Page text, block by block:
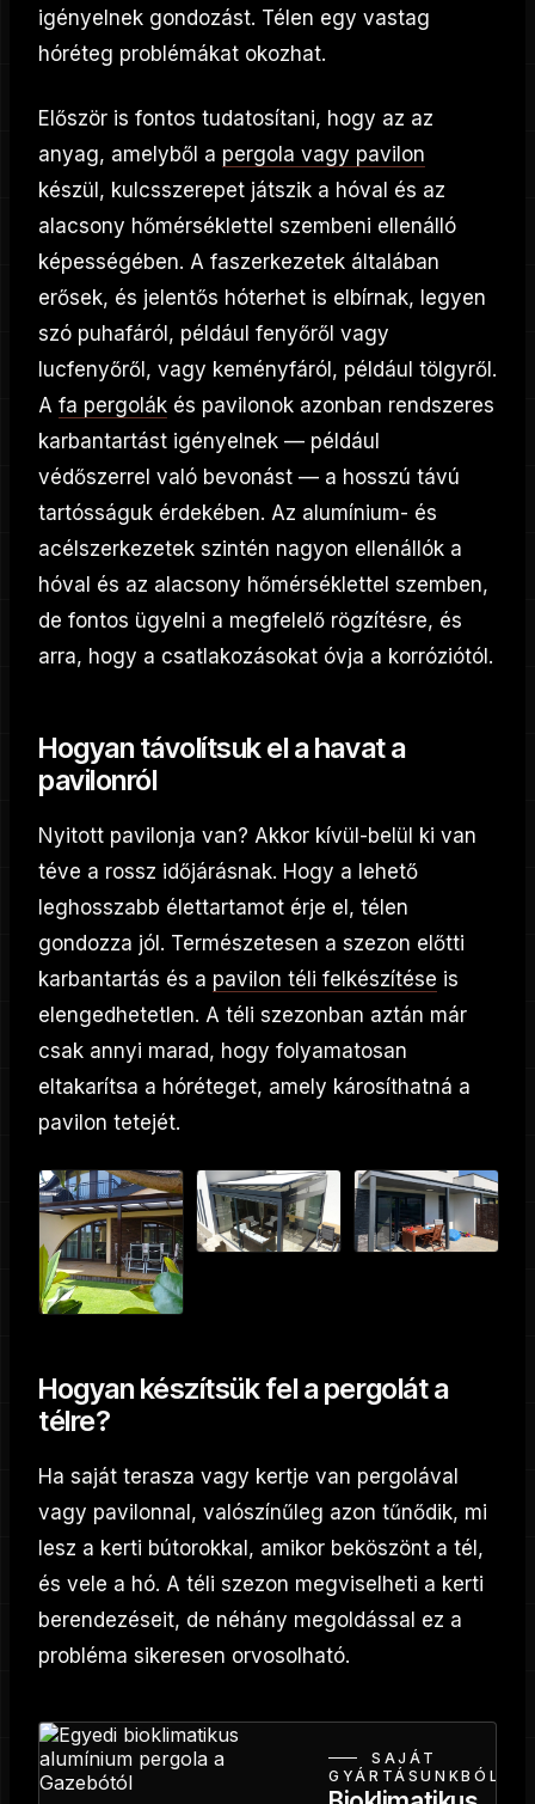
igényelnek gondozást. Télen egy vastag
hóréteg problémákat okozhat.
Először is fontos tudatosítani, hogy az az
anyag, amelyből a pergola vagy pavilon
készül, kulcsszerepet játszik a hóval és az
alacsony hőmérséklettel szembeni ellenálló
képességében. A faszerkezetek általában
erősek, és jelentős hóterhet is elbírnak, legyen
szó puhafáról, például fenyőről vagy
lucfenyőről, vagy keményfáról, például tölgyről.
A fa pergolák és pavilonok azonban rendszeres
karbantartást igényelnek — például
védőszerrel való bevonást — a hosszú távú
tartósságuk érdekében. Az alumínium- és
acélszerkezetek szintén nagyon ellenállók a
hóval és az alacsony hőmérséklettel szemben,
de fontos ügyelni a megfelelő rögzítésre, és
arra, hogy a csatlakozásokat óvja a korróziótól.
Hogyan távolítsuk el a havat a
pavilonról
Nyitott pavilonja van? Akkor kívül-belül ki van
téve a rossz időjárásnak. Hogy a lehető
leghosszabb élettartamot érje el, télen
gondozza jól. Természetesen a szezon előtti
karbantartás és a pavilon téli felkészítése is
elengedhetetlen. A téli szezonban aztán már
csak annyi marad, hogy folyamatosan
eltakarítsa a hóréteget, amely károsíthatná a
pavilon tetejét.
Hogyan készítsük fel a pergolát a
télre?
Ha saját terasza vagy kertje van pergolával
vagy pavilonnal, valószínűleg azon tűnődik, mi
lesz a kerti bútorokkal, amikor beköszönt a tél,
és vele a hó. A téli szezon megviselheti a kerti
berendezéseit, de néhány megoldással ez a
probléma sikeresen orvosolható.
SAJÁT
GYÁRTÁSUNKBÓL